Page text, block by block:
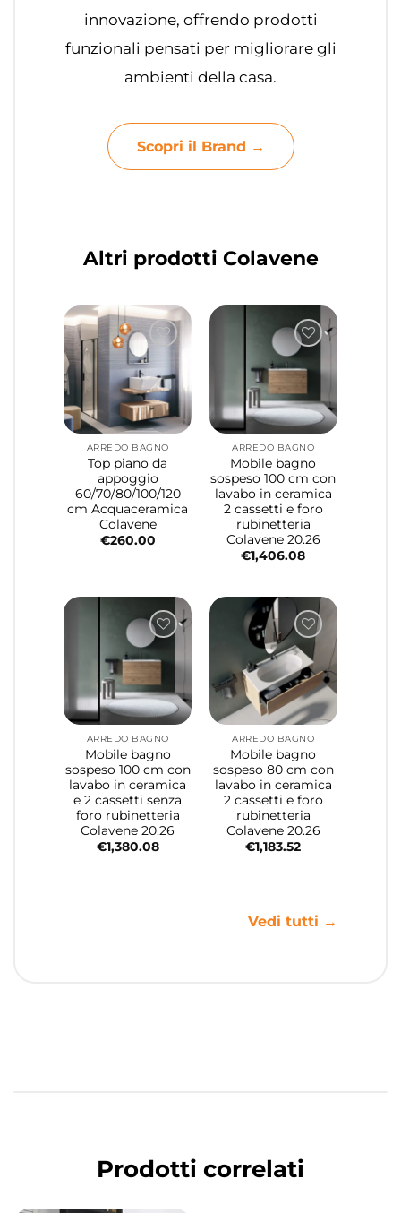
innovazione, offrendo prodotti
funzionali pensati per migliorare gli
ambienti della casa.
Scopri il Brand →
Altri prodotti Colavene
ARREDO BAGNO
Top piano da
appoggio
60/70/80/100/120
cm Acquaceramica
Colavene
€260.00
ARREDO BAGNO
Mobile bagno
sospeso 100 cm con
lavabo in ceramica
2 cassetti e foro
rubinetteria
Colavene 20.26
€1,406.08
ARREDO BAGNO
Mobile bagno
sospeso 100 cm con
lavabo in ceramica
e 2 cassetti senza
foro rubinetteria
Colavene 20.26
€1,380.08
ARREDO BAGNO
Mobile bagno
sospeso 80 cm con
lavabo in ceramica
2 cassetti e foro
rubinetteria
Colavene 20.26
€1,183.52
Vedi tutti →
Prodotti correlati